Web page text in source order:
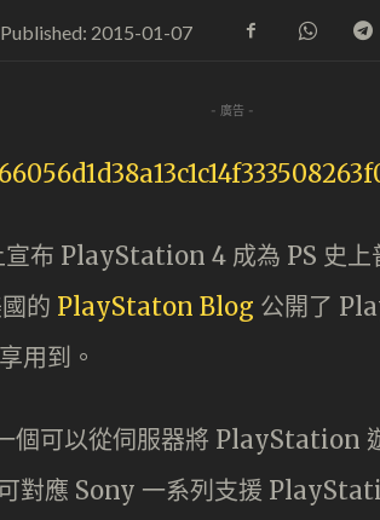
Published: 2015-01-07
- 廣告 -
宣布 PlayStation 4 成為 PS 史上
的 PlayStaton Blog 公開了
用到。
可以從伺服器將 PlayStation
對應 Sony 一系列支援